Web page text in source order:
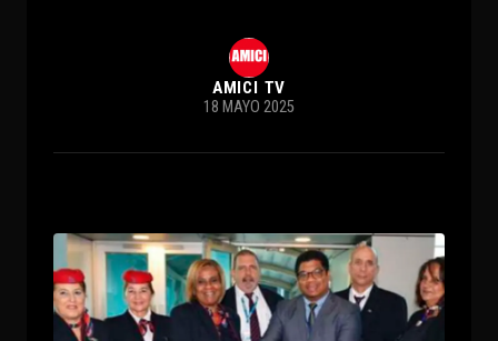
AMICI TV
18 MAYO 2025